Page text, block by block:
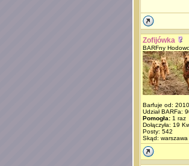
Zofijówka
BARFny
Barfuje od: 2010
Udział BARFa:
Pomogła: 1 raz
Dołączyła: 19
Posty: 542
Skąd: warszawa